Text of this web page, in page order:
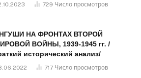
729 Число просмотров
НА ФРОНТАХ ВТОРОЙ
ВОЙНЫ, 1939-1945 гг. /
исторический анализ/
717 Число просмотров